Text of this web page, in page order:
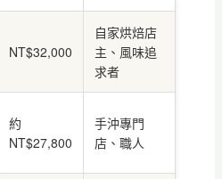
NT$32,000
自家烘焙店
主、風味追
求者
約
NT$27,800
手沖專門
店、職人